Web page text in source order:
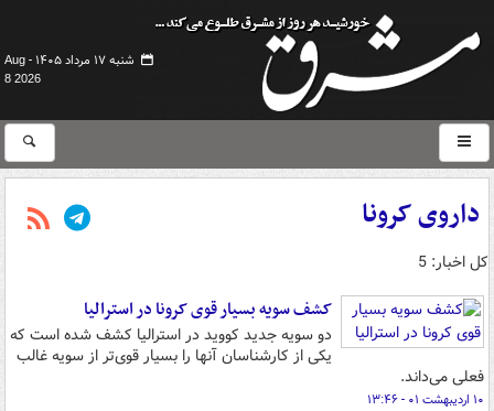
شنبه ۱۷ مرداد ۱۴۰۵ -
Aug
8 2026
داروی کرونا
کل اخبار: 5
کشف سویه بسیار قوی کرونا در استرالیا
دو سویه جدید کووید در استرالیا کشف شده است که
یکی از کارشناسان آنها را بسیار قوی‌تر از سویه غالب
فعلی می‌داند.
۱۰ اردیبهشت ۰۱ - ۱۳:۴۶